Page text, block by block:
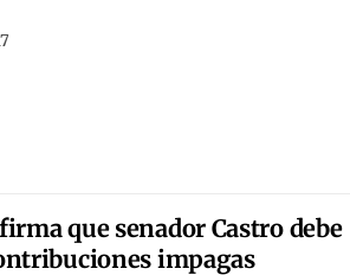
que senador Castro debe
impagas